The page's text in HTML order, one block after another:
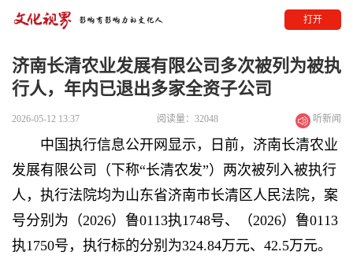
打开
济南长清农业发展有限公司多次被列为被执
行人，年内已退出多家全资子公司
2026-05-12 13:37 阅读量：32048 听新闻
中国执行信息公开网显示，日前，济南长清农业
发展有限公司（下称“长清农发”）两次被列入被执行
人，执行法院均为山东省济南市长清区人民法院，案
号分别为（2026）鲁0113执1748号、（2026）鲁0113
执1750号，执行标的分别为324.84万元、42.5万元。